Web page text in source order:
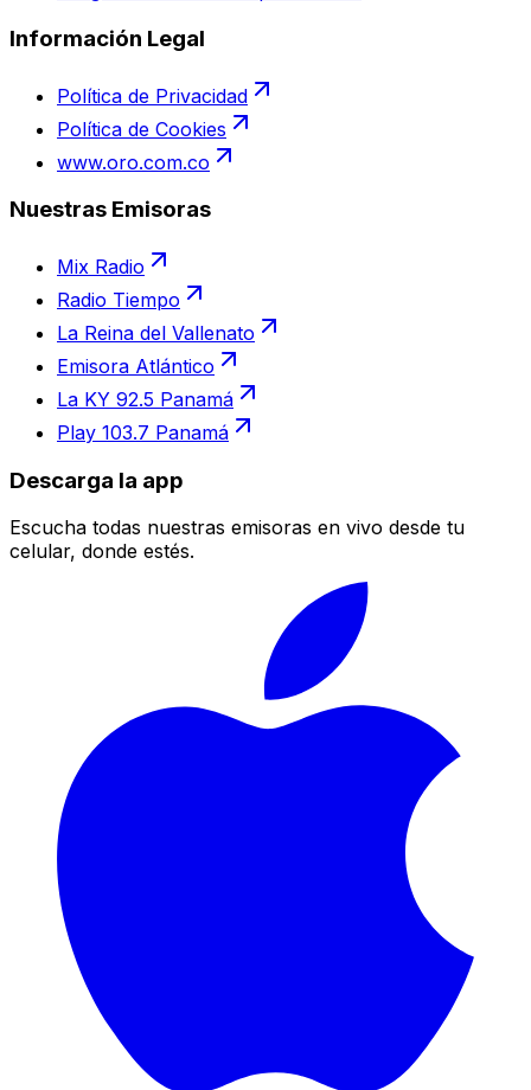
Información Legal
Política de Privacidad
Política de Cookies
www.oro.com.co
Nuestras Emisoras
Mix Radio
Radio Tiempo
La Reina del Vallenato
Emisora Atlántico
La KY 92.5 Panamá
Play 103.7 Panamá
Descarga la app
Escucha todas nuestras emisoras en vivo desde tu
celular, donde estés.